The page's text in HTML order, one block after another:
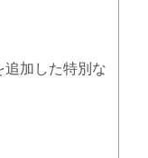
加した特別な